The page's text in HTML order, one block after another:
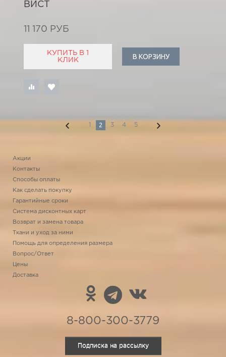
ВИСТ
11 170 РУБ
КУПИТЬ В 1
КЛИК
В КОРЗИНУ
1 2 3 4 5
Акции
Контакты
Способы оплаты
Как сделать покупку
Гарантийные сроки
Система дисконтных карт
Возврат и замена товара
Ткани и уход за ними
Помощь для определения размера
Вопрос/Ответ
Цены
Доставка
8-800-300-3779
Подписка на рассылку